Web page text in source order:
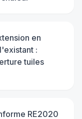
en
:
tuiles
RE2020